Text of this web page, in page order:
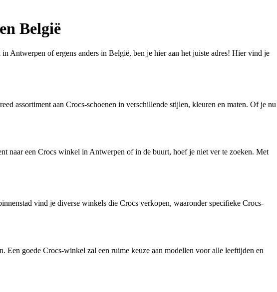
België
Antwerpen of ergens anders in België, ben je hier aan het juiste adres! Hier vind je
assortiment aan Crocs-schoenen in verschillende stijlen, kleuren en maten. Of je nu
naar een Crocs winkel in Antwerpen of in de buurt, hoef je niet ver te zoeken. Met
vind je diverse winkels die Crocs verkopen, waaronder specifieke Crocs-
Een goede Crocs-winkel zal een ruime keuze aan modellen voor alle leeftijden en